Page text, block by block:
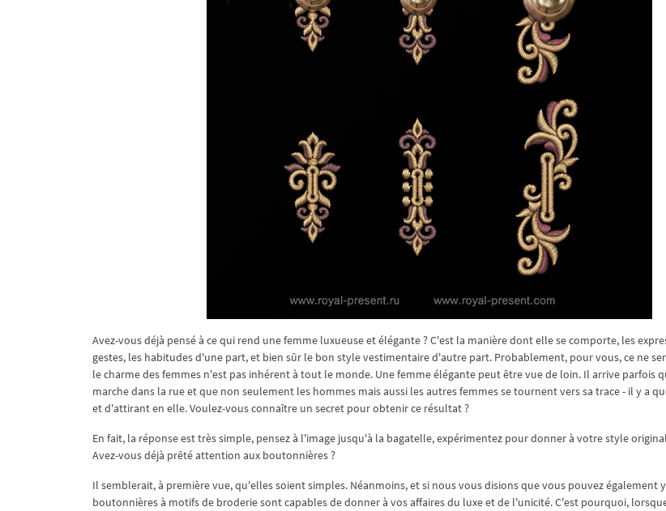
Avez-vous déjà pensé à ce qui rend une femme luxueuse et élégante ? C'est la manière dont elle se comporte, les
gestes, les habitudes d'une part, et bien sûr le bon style vestimentaire d'autre part. Probablement, pour vous, ce ne
le charme des femmes n'est pas inhérent à tout le monde. Une femme élégante peut être vue de loin. Il arrive parfois
marche dans la rue et que non seulement les hommes mais aussi les autres femmes se tournent vers sa trace - il y a
et d'attirant en elle. Voulez-vous connaître un secret pour obtenir ce résultat ?
En fait, la réponse est très simple, pensez à l'image jusqu'à la bagatelle, expérimentez pour donner à votre style
Avez-vous déjà prêté attention aux boutonnières ?
Il semblerait, à première vue, qu'elles soient simples. Néanmoins, et si nous vous disions que vous pouvez également
boutonnières à motifs de broderie sont capables de donner à vos affaires du luxe et de l'unicité. C'est pourquoi,